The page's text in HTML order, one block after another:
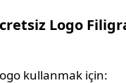
Logo
kullanmak için: